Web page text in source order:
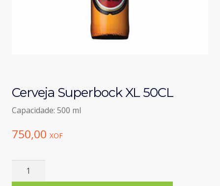
Cerveja Superbock XL 50CL
Capacidade: 500 ml
750,00 XOF
Quantidade